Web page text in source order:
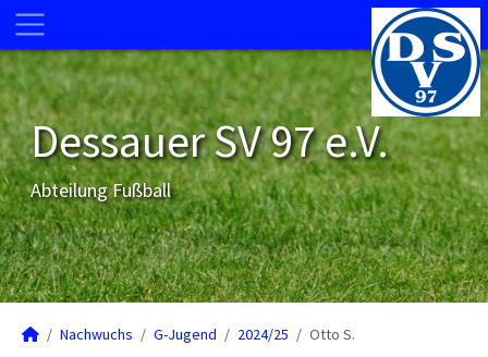
Dessauer SV 97 e.V.
Abteilung Fußball
Nachwuchs G-Jugend 2024/25 Otto S.